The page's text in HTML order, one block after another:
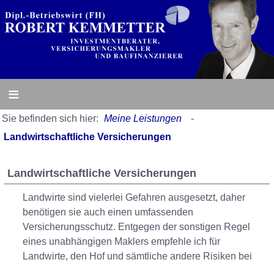
≡
Sie befinden sich hier: Meine Leistungen
-
Landwirtschaftliche Versicherungen
Landwirtschaftliche Versicherungen
Landwirte sind vielerlei Gefahren ausgesetzt, daher
benötigen sie auch einen umfassenden
Versicherungsschutz. Entgegen der sonstigen Regel
eines unabhängigen Maklers empfehle ich für
Landwirte, den Hof und sämtliche andere Risiken bei